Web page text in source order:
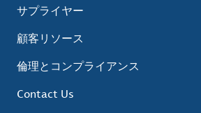
サプライヤー
顧客リソース
倫理とコンプライアンス
Contact Us